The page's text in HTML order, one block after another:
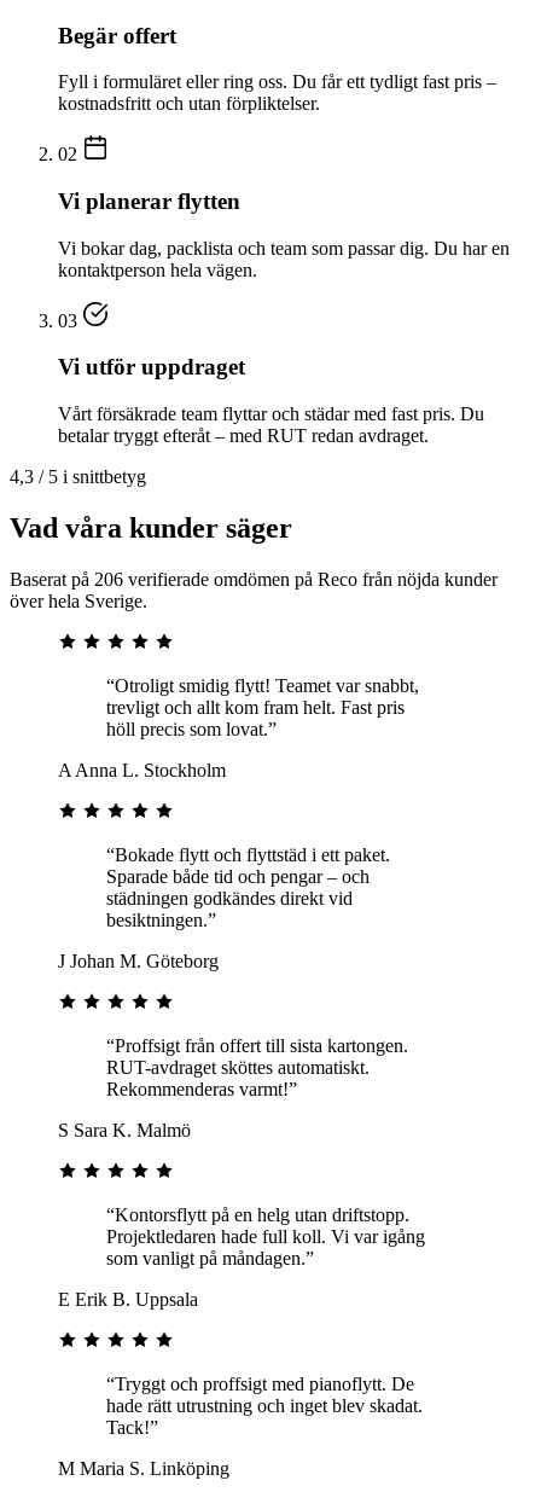
Begär offert
Fyll i formuläret eller ring oss. Du får ett tydligt fast pris –
kostnadsfritt och utan förpliktelser.
02
Vi planerar flytten
Vi bokar dag, packlista och team som passar dig. Du har en
kontaktperson hela vägen.
03
Vi utför uppdraget
Vårt försäkrade team flyttar och städar med fast pris. Du
betalar tryggt efteråt – med RUT redan avdraget.
4,3 / 5 i snittbetyg
Vad våra kunder säger
Baserat på 206 verifierade omdömen på Reco från nöjda kunder
över hela Sverige.
“Otroligt smidig flytt! Teamet var snabbt,
trevligt och allt kom fram helt. Fast pris
höll precis som lovat.”
A Anna L. Stockholm
“Bokade flytt och flyttstäd i ett paket.
Sparade både tid och pengar – och
städningen godkändes direkt vid
besiktningen.”
J Johan M. Göteborg
“Proffsigt från offert till sista kartongen.
RUT-avdraget sköttes automatiskt.
Rekommenderas varmt!”
S Sara K. Malmö
“Kontorsflytt på en helg utan driftstopp.
Projektledaren hade full koll. Vi var igång
som vanligt på måndagen.”
E Erik B. Uppsala
“Tryggt och proffsigt med pianoflytt. De
hade rätt utrustning och inget blev skadat.
Tack!”
M Maria S. Linköping